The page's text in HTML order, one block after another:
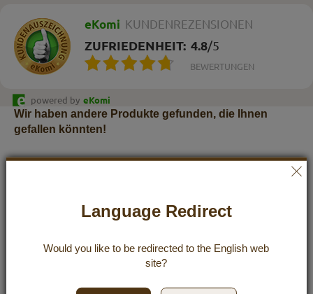
eKomi KUNDENREZENSIONEN
ZUFRIEDENHEIT: 4.8/5
BEWERTUNGEN
powered by eKomi
Wir haben andere Produkte gefunden, die Ihnen
gefallen könnten!
Language Redirect
Would you like to be redirected to the English web
site?